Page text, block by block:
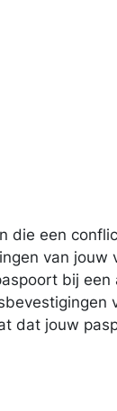
die een
van jouw
bij een
dat jouw